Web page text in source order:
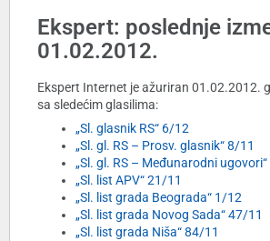
Ekspert: poslednje
01.02.2012.
Ekspert Internet je ažuriran 01.02.2012.
sa sledećim glasilima:
„Sl. glasnik RS“ 6/12
„Sl. gl. RS – Prosv. glasnik“ 8/11
„Sl. gl. RS – Međunarodni
„Sl. list APV“ 21/11
„Sl. list grada Beograda“ 1/12
„Sl. list grada Novog Sada“ 47/11
„Sl. list grada Niša“ 84/11